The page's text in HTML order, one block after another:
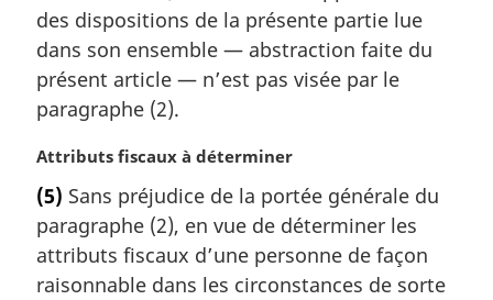
g
i
n
a
l
e
des dispositions de la présente partie lue
dans son ensemble — abstraction faite du
présent article — n’est pas visée par le
paragraphe (2).
N
t
e
m
a
Attributs fiscaux à déterminer
(5) Sans préjudice de la portée générale du
paragraphe (2), en vue de déterminer les
attributs fiscaux d’une personne de façon
raisonnable dans les circonstances de sorte